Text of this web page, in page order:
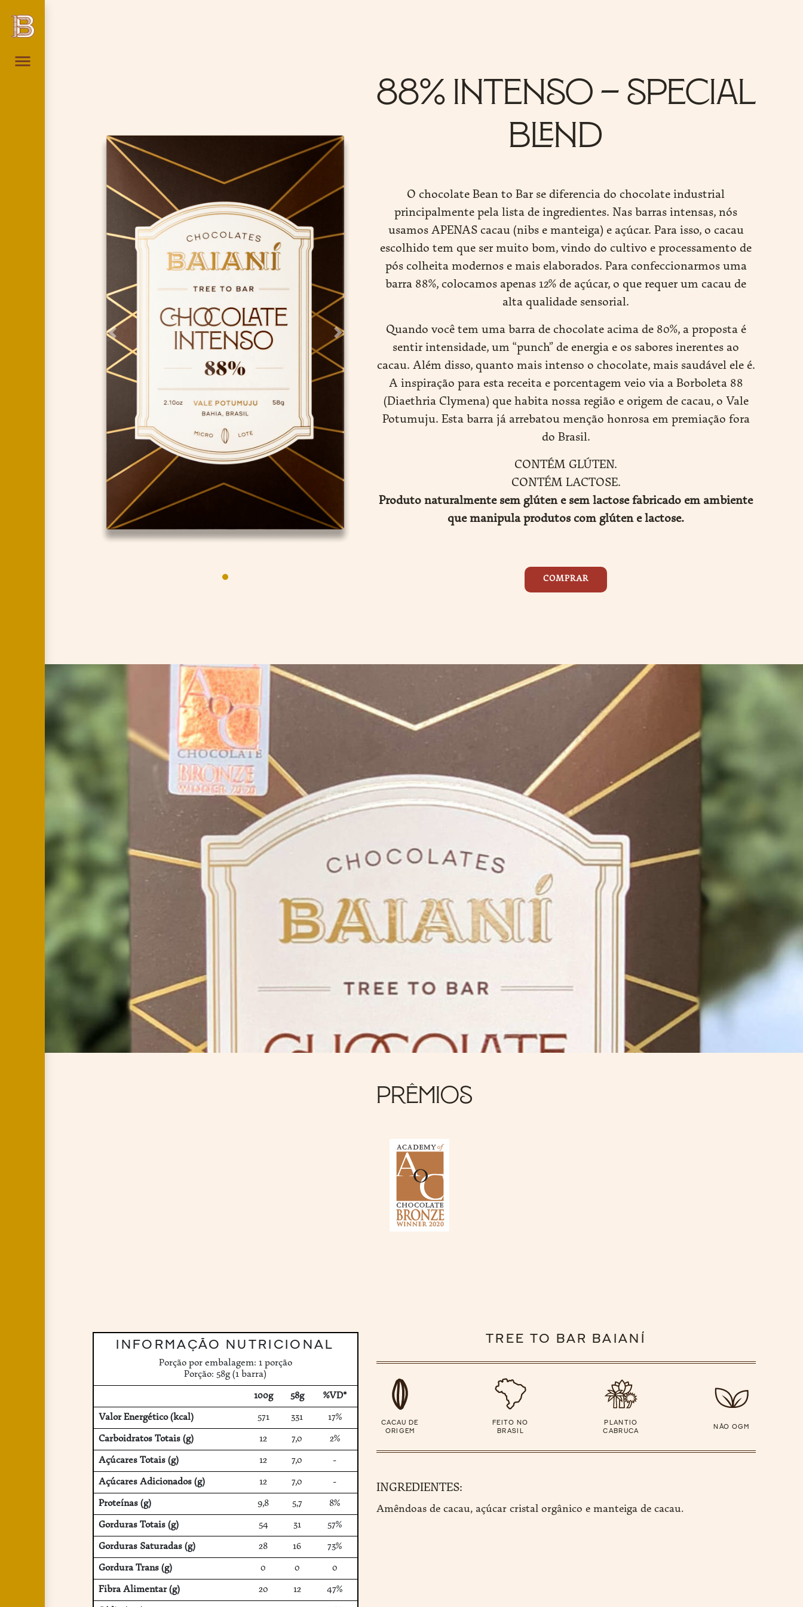
Previous Next
88% Intenso – Special
Blend
O chocolate Bean to Bar se diferencia do chocolate industrial
principalmente pela lista de ingredientes. Nas barras intensas, nós
usamos APENAS cacau (nibs e manteiga) e açúcar. Para isso, o cacau
escolhido tem que ser muito bom, vindo do cultivo e processamento de
pós colheita modernos e mais elaborados. Para confeccionarmos uma
barra 88%, colocamos apenas 12% de açúcar, o que requer um cacau de
alta qualidade sensorial.
Quando você tem uma barra de chocolate acima de 80%, a proposta é
sentir intensidade, um “punch” de energia e os sabores inerentes ao
cacau. Além disso, quanto mais intenso o chocolate, mais saudável ele é.
A inspiração para esta receita e porcentagem veio via a Borboleta 88
(Diaethria Clymena) que habita nossa região e origem de cacau, o Vale
Potumuju. Esta barra já arrebatou menção honrosa em premiação fora
do Brasil.
CONTÉM GLÚTEN.
CONTÉM LACTOSE.
Produto naturalmente sem glúten e sem lactose fabricado em ambiente
que manipula produtos com glúten e lactose.
COMPRAR
Prêmios
INFORMAÇÃO NUTRICIONAL
Porção por embalagem: 1 porção
Porção: 58g (1 barra)
100g 58g %VD*
Valor Energético (kcal) 571 331 17%
Carboidratos Totais (g) 12 7,0 2%
Açúcares Totais (g) 12 7,0 -
Açúcares Adicionados (g) 12 7,0 -
Proteínas (g) 9,8 5,7 8%
Gorduras Totais (g) 54 31 57%
Gorduras Saturadas (g) 28 16 73%
Gordura Trans (g) 0 0 0
Fibra Alimentar (g) 20 12 47%
TREE TO BAR BAIANÍ
CACAU DE
ORIGEM
FEITO NO
BRASIL
PLANTIO
CABRUCA
NÃO OGM
INGREDIENTES:
Amêndoas de cacau, açúcar cristal orgânico e manteiga de cacau.